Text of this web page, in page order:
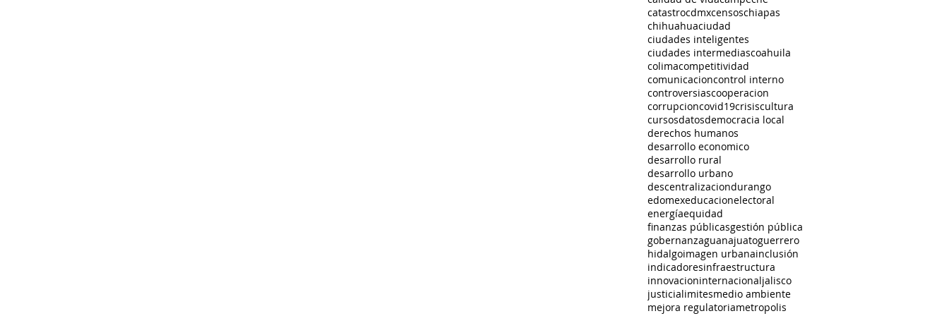
catastrocdmxcensoschiapas
chihuahuaciudad
ciudades inteligentes
ciudades intermediascoahuila
colimacompetitividad
comunicacioncontrol interno
controversiascooperacion
corrupcioncovid19crisiscultura
cursosdatosdemocracia local
derechos humanos
desarrollo economico
desarrollo rural
desarrollo urbano
descentralizaciondurango
edomexeducacionelectoral
energíaequidad
finanzas públicasgestión pública
gobernanzaguanajuatoguerrero
hidalgoimagen urbanainclusión
indicadoresinfraestructura
innovacioninternacionaljalisco
justicialimitesmedio ambiente
mejora regulatoriametropolis